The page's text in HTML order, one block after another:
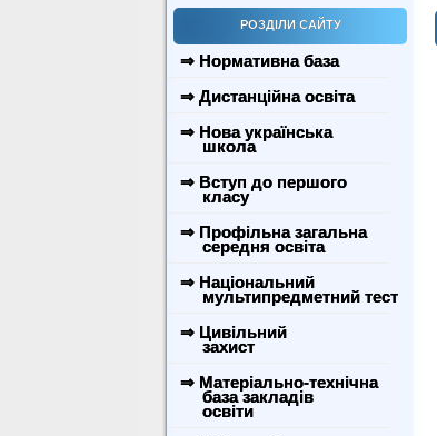
РОЗДІЛИ САЙТУ
⇒ Нормативна база
⇒ Дистанційна освіта
⇒ Нова українська
школа
⇒ Вступ до першого
класу
⇒ Профільна загальна
середня освіта
⇒ Національний
мультипредметний тест
⇒ Цивільний
захист
⇒ Матеріально-технічна
база закладів
освіти